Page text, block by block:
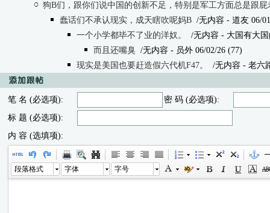
狗B们，跟你们说中国的创新不足，特别是军工方面总是跟屁
蠢话们不承认现实，成天瞎吹呢妈B /无内容 - 道友 06/
一个小学都毕不了业的洋奴。
/无内容 - 大国有大国
而且还嘴臭 /无内容 - 员外 06/02/26 (77)
现实是美国也要赶造假六代机F47。
/无内容 - 老六
笔 名 (必选项):
密 码 (必选项):
标 题 (必选项):
内 容 (选填项):
段落格式 字体 字号